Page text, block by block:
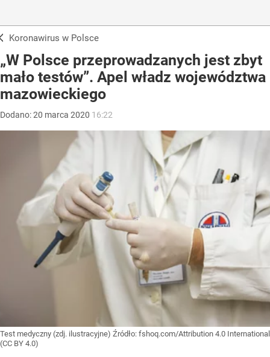
Koronawirus w Polsce
„W Polsce przeprowadzanych jest zbyt
mało testów”. Apel władz województwa
mazowieckiego
Dodano:20 marca 2020 16:22
Test medyczny (zdj. ilustracyjne) Źródło: fshoq.com/Attribution 4.0 International
(CC BY 4.0)